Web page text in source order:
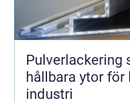
Pulverlackering
hållbara ytor för
industri